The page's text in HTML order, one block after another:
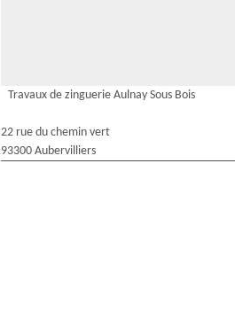
Travaux de zinguerie Aulnay Sous Bois
22 rue du chemin vert
93300 Aubervilliers